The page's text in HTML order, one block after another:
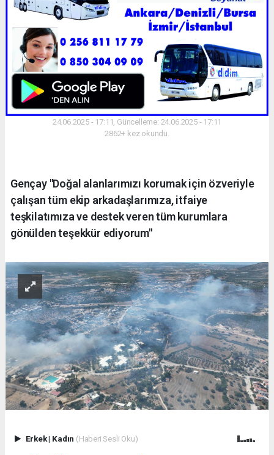
24.06.2025 - 17:11, Güncelleme: 24.06.2025 - 17:11
2862+ kez okundu.
Gençay "Doğal alanlarımızı korumak için özveriyle
çalışan tüm ekip arkadaşlarımıza, itfaiye
teşkilatımıza ve destek veren tüm kurumlara
gönülden teşekkür ediyorum"
Erkek| Kadın (Haberi Sesli Oku)